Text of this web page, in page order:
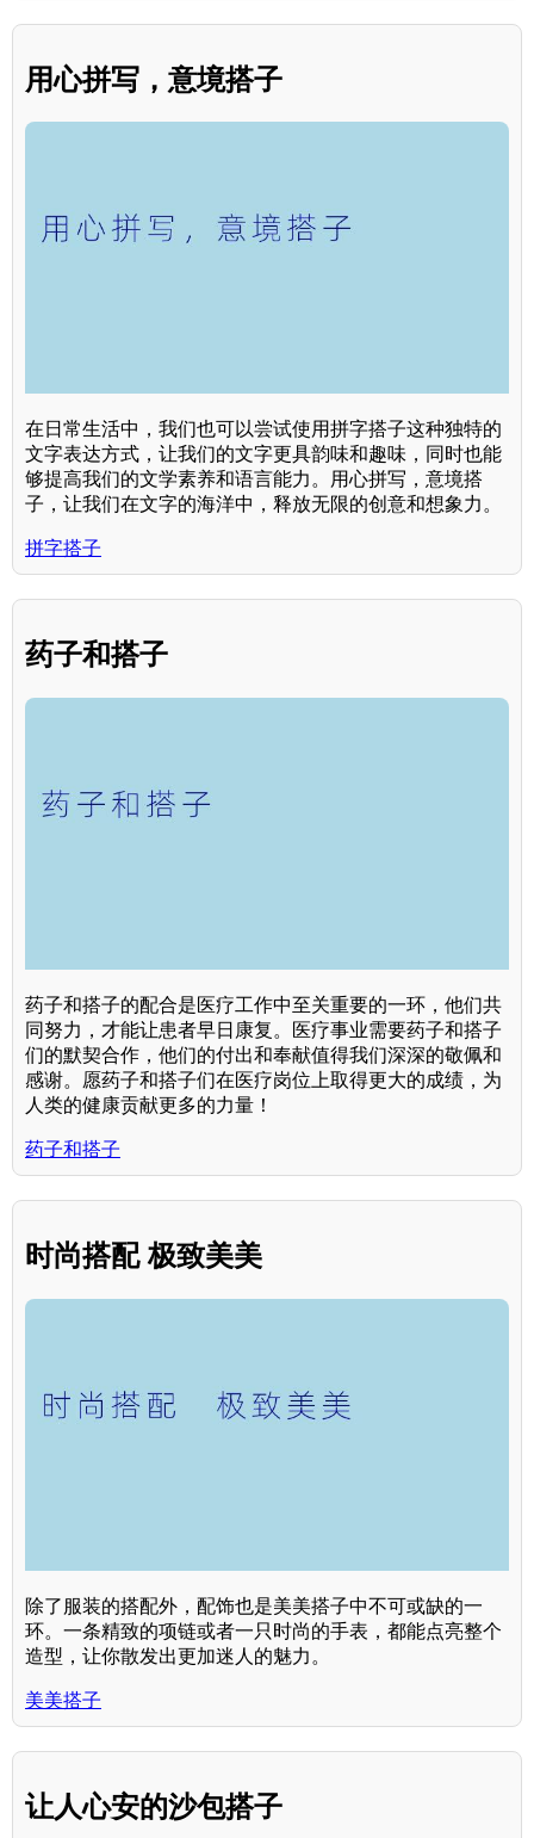
用心拼写，意境搭子
在日常生活中，我们也可以尝试使用拼字搭子这种独特的
文字表达方式，让我们的文字更具韵味和趣味，同时也能
够提高我们的文学素养和语言能力。用心拼写，意境搭
子，让我们在文字的海洋中，释放无限的创意和想象力。
拼字搭子
药子和搭子
药子和搭子的配合是医疗工作中至关重要的一环，他们共
同努力，才能让患者早日康复。医疗事业需要药子和搭子
们的默契合作，他们的付出和奉献值得我们深深的敬佩和
感谢。愿药子和搭子们在医疗岗位上取得更大的成绩，为
人类的健康贡献更多的力量！
药子和搭子
时尚搭配 极致美美
除了服装的搭配外，配饰也是美美搭子中不可或缺的一
环。一条精致的项链或者一只时尚的手表，都能点亮整个
造型，让你散发出更加迷人的魅力。
美美搭子
让人心安的沙包搭子